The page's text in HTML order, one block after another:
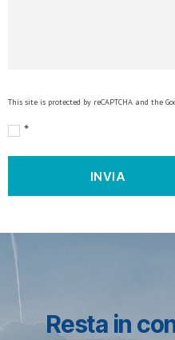
This site is protected by reCAPTCHA and the
*
Resta in